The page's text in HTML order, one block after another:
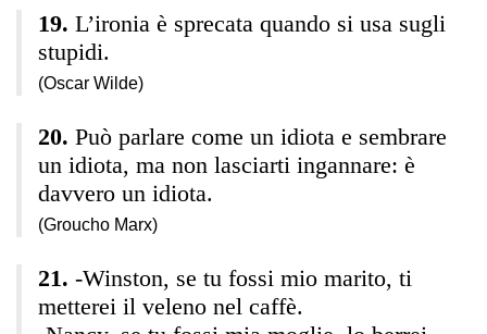
L’ironia è sprecata quando si usa sugli
stupidi.
(Oscar Wilde)
Può parlare come un idiota e sembrare
un idiota, ma non lasciarti ingannare: è
davvero un idiota.
(Groucho Marx)
-Winston, se tu fossi mio marito, ti
metterei il veleno nel caffè.